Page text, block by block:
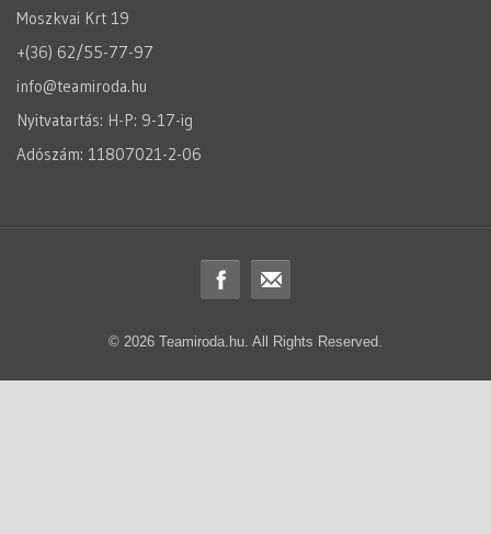
Moszkvai Krt 19
+(36) 62/55-77-97
info@teamiroda.hu
Nyitvatartás: H-P: 9-17-ig
Adószám: 11807021-2-06
© 2026 Teamiroda.hu. All Rights Reserved.